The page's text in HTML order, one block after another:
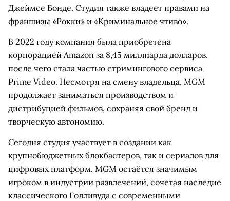
Джеймсе Бонде. Студия также владеет правами на
франшизы «Рокки» и «Криминальное чтиво».
В 2022 году компания была приобретена
корпорацией Amazon за 8,45 миллиарда долларов,
после чего стала частью стримингового сервиса
Prime Video. Несмотря на смену владельца, MGM
продолжает заниматься производством и
дистрибуцией фильмов, сохраняя свой бренд и
творческую автономию.
Сегодня студия участвует в создании как
крупнобюджетных блокбастеров, так и сериалов для
цифровых платформ. MGM остаётся значимым
игроком в индустрии развлечений, сочетая наследие
классического Голливуда с современными